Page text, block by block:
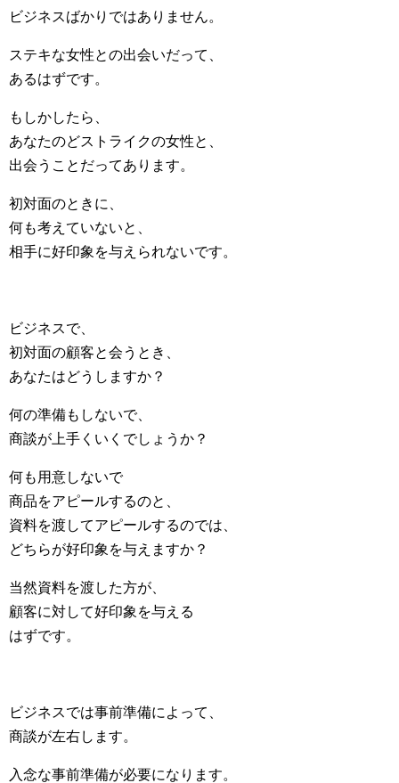
ビジネスばかりではありません。
ステキな女性との出会いだって、
あるはずです。
もしかしたら、
あなたのどストライクの女性と、
出会うことだってあります。
初対面のときに、
何も考えていないと、
相手に好印象を与えられないです。
ビジネスで、
初対面の顧客と会うとき、
あなたはどうしますか？
何の準備もしないで、
商談が上手くいくでしょうか？
何も用意しないで
商品をアピールするのと、
資料を渡してアピールするのでは、
どちらが好印象を与えますか？
当然資料を渡した方が、
顧客に対して好印象を与える
はずです。
ビジネスでは事前準備によって、
商談が左右します。
入念な事前準備が必要になります。